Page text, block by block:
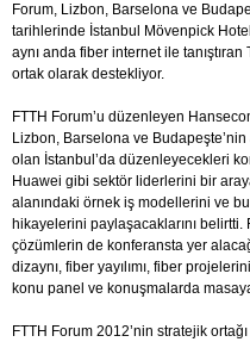
Forum, Lizbon, Barselona ve
tarihlerinde İstanbul Mövenpick
aynı anda fiber internet ile
ortak olarak destekliyor.
FTTH Forum’u düzenleyen
Lizbon, Barselona ve
olan İstanbul’da düzenleyecekleri
Huawei gibi sektör liderlerini bir
alanındaki örnek iş modellerini ve
hikayelerini paylaşacaklarını
çözümlerin de konferansta yer
dizaynı, fiber yayılımı, fiber
konu panel ve konuşmalarda
FTTH Forum 2012’nin stratejik